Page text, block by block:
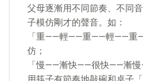
父母逐漸用不同節奏、不同
子模仿剛才的聲音。如：
「重——輕——重——輕——重
仿；
「慢——漸快——很快——漸慢